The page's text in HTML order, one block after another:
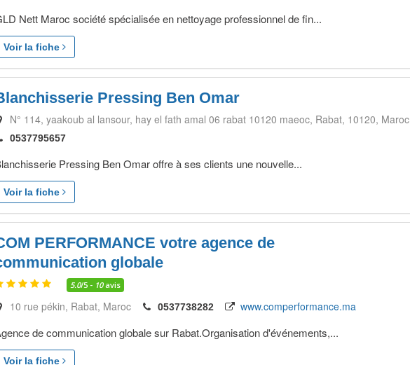
Nett Maroc société spécialisée en nettoyage professionnel de fin...
Voir la fiche
Pressing Ben Omar
N° 114, yaakoub al lansour, hay el fath amal 06 rabat 10120 maeoc Rabat 10120 Maroc
0537795657
Pressing Ben Omar offre à ses clients une nouvelle...
Voir la fiche
PERFORMANCE votre agence de
globale
5.0/5 - 10avis
10 rue pékin Rabat Maroc 0537738282 www.comperformance.ma
de communication globale sur Rabat.Organisation d'événements,...
Voir la fiche